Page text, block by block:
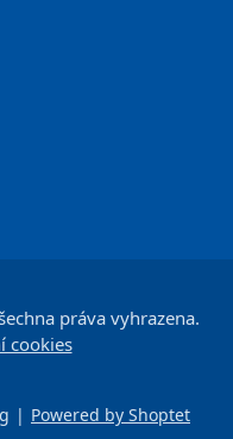
| Powered by Shoptet
práva vyhrazena.
cookies